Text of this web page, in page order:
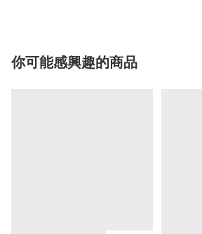
你可能感興趣的商品